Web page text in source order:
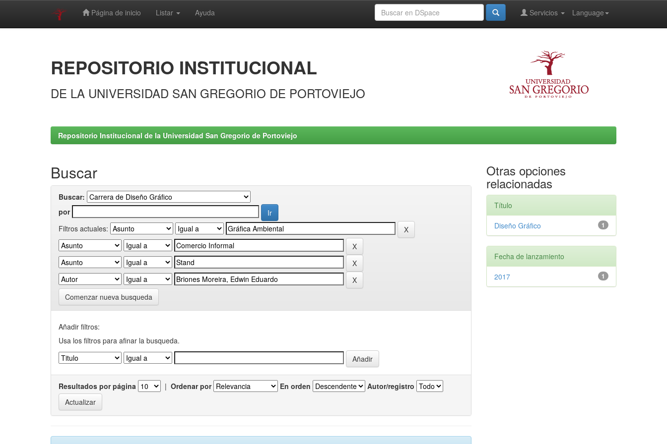
Página de inicio Listar Ayuda Language
Servicios
REPOSITORIO INSTITUCIONAL
DE LA UNIVERSIDAD SAN GREGORIO DE PORTOVIEJO
Repositorio Institucional de la Universidad San Gregorio de Portoviejo
Buscar
Buscar:
por
Filtros actuales:
Comenzar nueva busqueda
Añadir filtros:
Usa los filtros para afinar la busqueda.
Resultados por página | Ordenar por En orden Autor/registro
Otras opciones
relacionadas
Título
1
Diseño Gráfico
Fecha de lanzamiento
1
2017